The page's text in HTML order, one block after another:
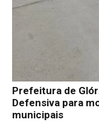
Prefeitura de
Defensiva para
municipais